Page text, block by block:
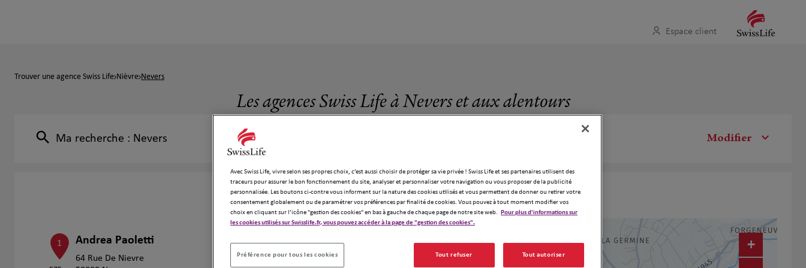
Espace client
Trouver une agence Swiss Life Nièvre Nevers
Les agences Swiss Life à Nevers et aux alentours
Ma recherche : Nevers Modifier
1 agence Swiss Life à Nevers
1 Andrea Paoletti
64 Rue De Nievre
+
Avec Swiss Life, vivre selon ses propres choix, c’est aussi choisir de protéger sa vie privée ! Swiss Life et ses partenaires utilisent des
traceurs pour assurer le bon fonctionnement du site, analyser et personnaliser votre navigation ou vous proposer de la publicité
personnalisée. Les boutons ci-contre vous informent sur la nature des cookies utilisés et vous permettent de donner ou retirer votre
consentement globalement ou de paramétrer vos préférences par finalité de cookies. Vous pouvez à tout moment modifier vos
choix en cliquant sur l’icône "gestion des cookies" en bas à gauche de chaque page de notre site web.
Pour plus d'informations sur
les cookies utilisés sur Swisslife.fr, vous pouvez accéder à la page de "gestion des cookies".
Préférence pour tous les cookies Tout refuser Tout autoriser